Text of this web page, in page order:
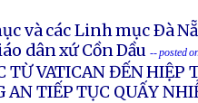
và các Linh mục Ðà
dân xứ Cồn Dầu -- posted
TỪ VATICAN ĐẾN HIỆP
AN TIẾP TỤC QUẤY